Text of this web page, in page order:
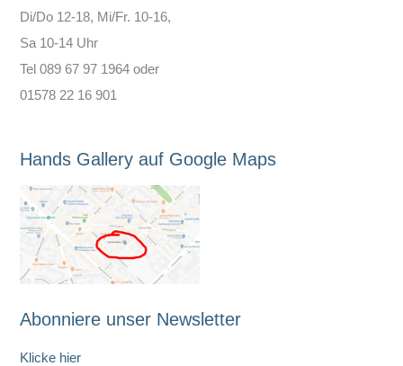
Di/Do 12-18, Mi/Fr. 10-16,
Sa 10-14 Uhr
Tel 089 67 97 1964 oder
01578 22 16 901
Hands Gallery auf Google Maps
Abonniere unser Newsletter
Klicke hier